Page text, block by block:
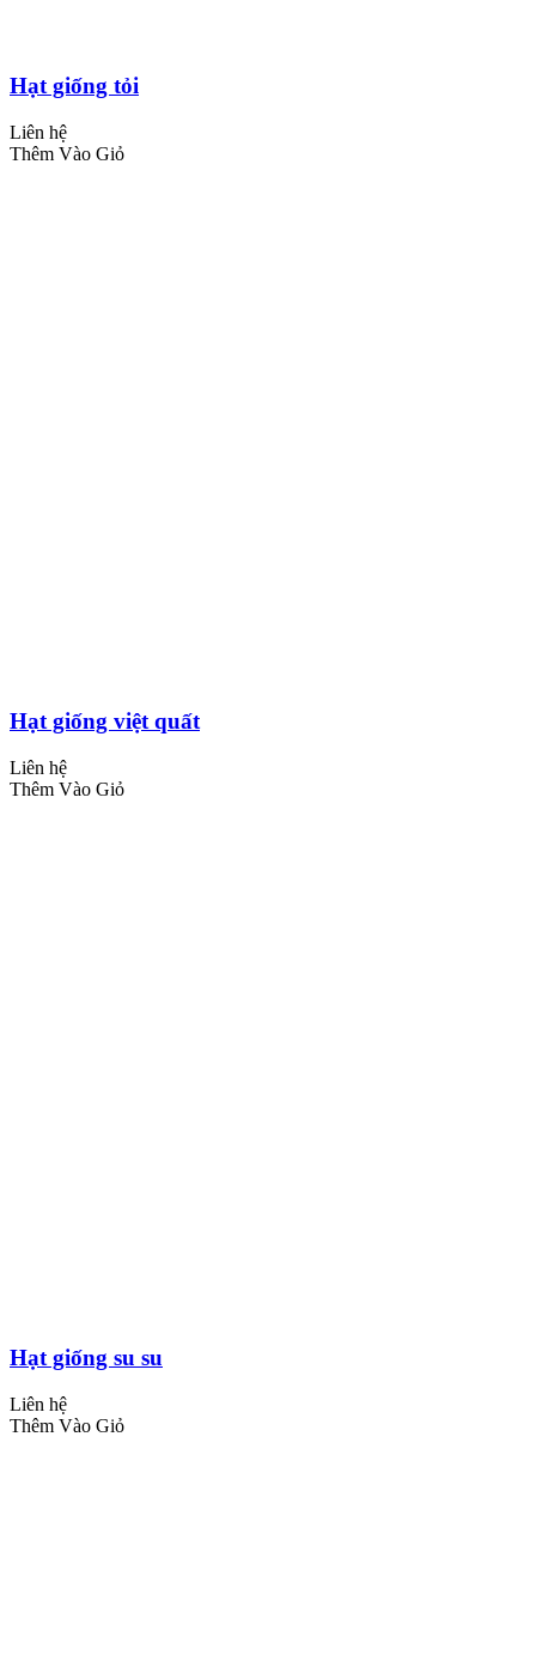
Hạt giống tỏi
Liên hệ
Thêm Vào Giỏ
Hạt giống việt quất
Liên hệ
Thêm Vào Giỏ
Hạt giống su su
Liên hệ
Thêm Vào Giỏ